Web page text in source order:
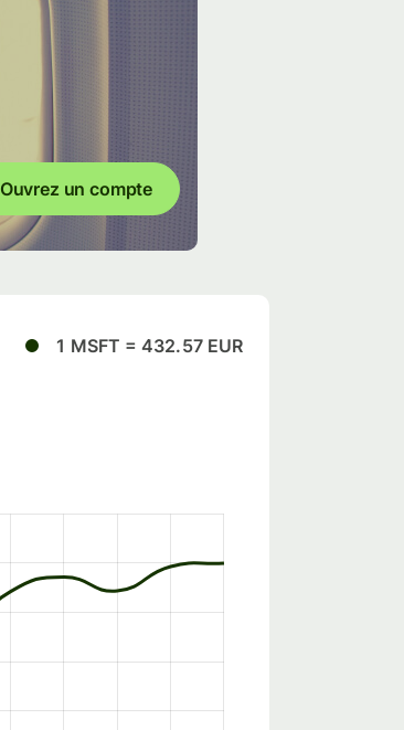
Ouvrez un compte
1 MSFT = 432.57 EUR